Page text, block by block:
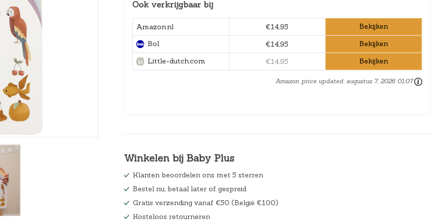
Matrasbeschermers
Slaapzakken en inbakeren
Ook verkrijgbaar bij
Amazon.nl €14,95
Bekijken
Bol
€14,95
Bekijken
Little-dutch.com
€14,95 Bekijken
Amazon price updated: augustus 7, 2026 01:07
Winkelen bij Baby Plus
Klanten beoordelen ons met 5 sterren
Bestel nu, betaal later of gespreid
Gratis verzending vanaf €50 (België €100)
Kosteloos retourneren